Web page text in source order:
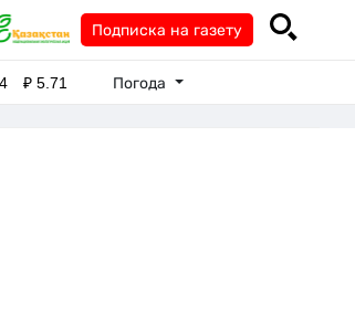
Подписка на газету
₽5.71 Погода